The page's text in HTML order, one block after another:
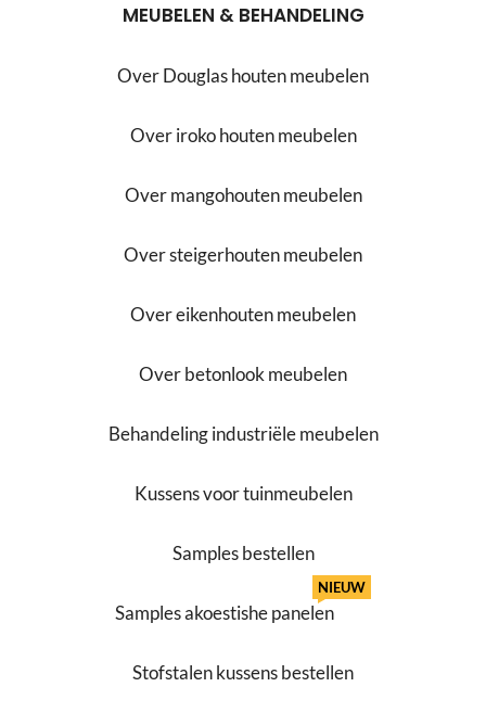
MEUBELEN & BEHANDELING
Over Douglas houten meubelen
Over iroko houten meubelen
Over mangohouten meubelen
Over steigerhouten meubelen
Over eikenhouten meubelen
Over betonlook meubelen
Behandeling industriële meubelen
Kussens voor tuinmeubelen
Samples bestellen
Samples akoestishe panelen
NIEUW
Stofstalen kussens bestellen